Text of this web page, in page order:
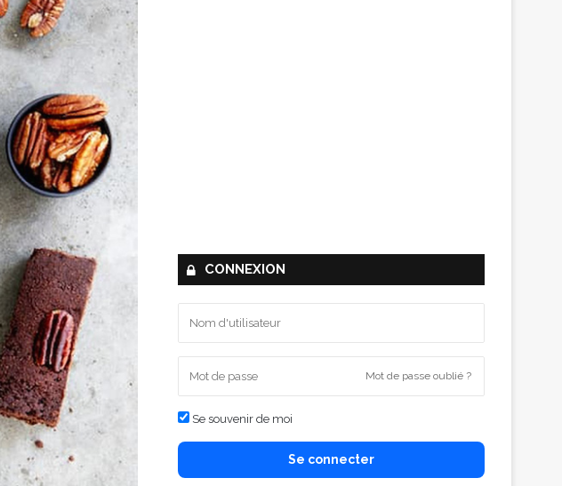
CONNEXION
Mot de passe oublié ?
Se souvenir de moi
Se connecter